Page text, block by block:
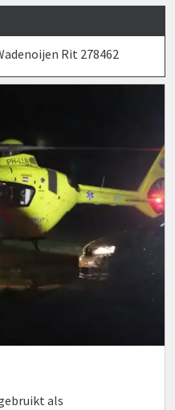
Rit 278462
als